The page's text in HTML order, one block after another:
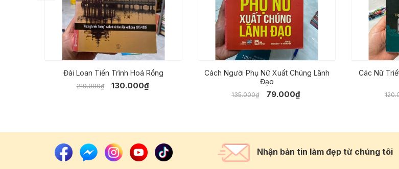
Đài Loan Tiến Trình Hoá Rồng
219.000₫ 130.000₫
Cách Người Phụ Nữ Xuất Chúng Lãnh
Đạo
135.000₫ 79.000₫
Các Nữ
Nhận bản tin làm đẹp từ chúng tôi